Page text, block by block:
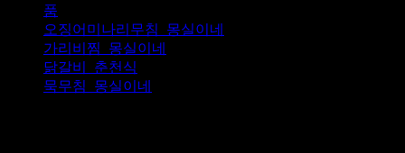
품
오징어미나리무침_몽실이네
가리비찜_몽실이네
닭갈비_춘천식
묵무침_몽실이네